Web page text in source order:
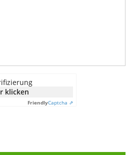
klicken
FriendlyCaptcha ⇗